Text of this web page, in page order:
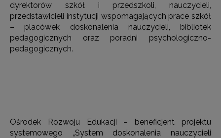
dyrektorów szkół i przedszkoli, nauczycieli,
przedstawicieli instytucji wspomagających prace szkół
– placówek doskonalenia nauczycieli, bibliotek
pedagogicznych oraz poradni psychologiczno-
pedagogicznych.
Ośrodek Rozwoju Edukacji – beneficjent projektu
systemowego „System doskonalenia nauczycieli